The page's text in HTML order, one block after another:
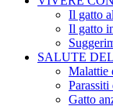
Il gatto
Il gatto
SALUTE
Malattie
Parassiti
Gatto